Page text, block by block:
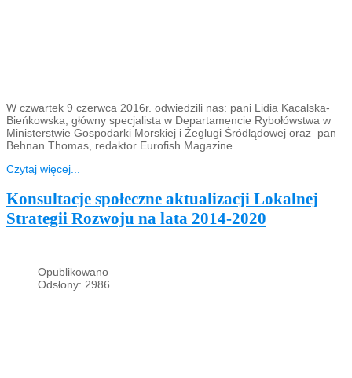
W czwartek 9 czerwca 2016r. odwiedzili nas: pani Lidia Kacalska-
Bieńkowska, główny specjalista w Departamencie Rybołówstwa w
Ministerstwie Gospodarki Morskiej i Żeglugi Śródlądowej oraz pan
Behnan Thomas, redaktor Eurofish Magazine.
Czytaj więcej...
Konsultacje społeczne aktualizacji Lokalnej
Strategii Rozwoju na lata 2014-2020
Opublikowano
Odsłony: 2986